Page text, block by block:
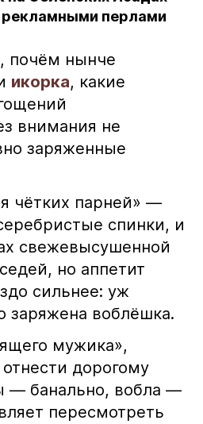
рекламными перлами
почём нынче
икорка, какие
внимания не
заряженные
чётких парней» —
спинки, и
свежевысушенной
но аппетит
сильнее: уж
заряжена воблёшка.
мужика»,
дорогому
— банально, вобла —
пересмотреть